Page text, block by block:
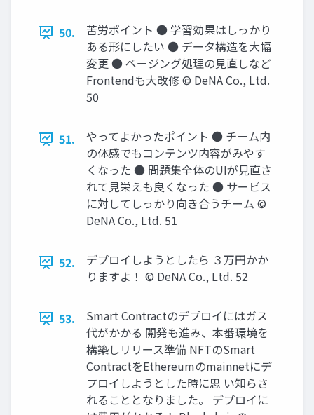
50.
苦労ポイント ● 学習効果はしっかり
ある形にしたい ● データ構造を⼤幅
変更 ● ページング処理の⾒直しなど
Frontendも⼤改修 © DeNA Co., Ltd.
50
51.
やってよかったポイント ● チーム内
の体感でもコンテンツ内容がみやす
くなった ● 問題集全体のUIが⾒直さ
れて⾒栄えも良くなった ● サービス
に対してしっかり向き合うチーム ©
DeNA Co., Ltd. 51
52.
デプロイしようとしたら ３万円かか
りますよ！ © DeNA Co., Ltd. 52
53.
Smart Contractのデプロイにはガス
代がかかる 開発も進み、本番環境を
構築しリリース準備 NFTのSmart
ContractをEthereumのmainnetにデ
プロイしようとした時に思 い知らさ
れることとなりました。 デプロイに